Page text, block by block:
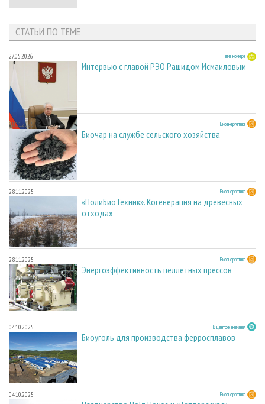
СТАТЬИ ПО ТЕМЕ
27.05.2026 Тема номера
Интервью с главой РЭО Рашидом Исмаиловым
28.11.2025 Биоэнергетика
Биочар на службе сельского хозяйства
28.11.2025 Биоэнергетика
«ПолиБиоТехник». Когенерация на древесных
отходах
28.11.2025 Биоэнергетика
Энергоэффективность пеллетных прессов
04.10.2025 В центре внимания
Биоуголь для производства ферросплавов
04.10.2025 Биоэнергетика